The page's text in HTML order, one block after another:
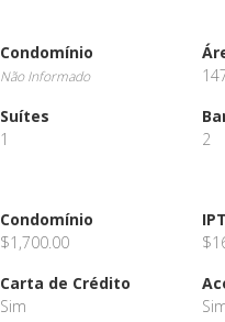
Condomínio
Não Informado
Suítes
1
2
Condomínio
$1,700.00
Carta de Crédito
Sim